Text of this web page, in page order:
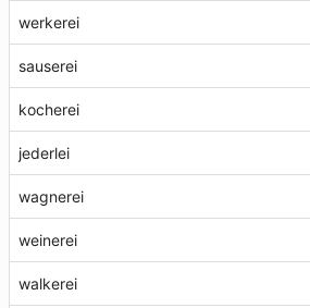
werkerei
sauserei
kocherei
jederlei
wagnerei
weinerei
walkerei